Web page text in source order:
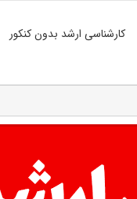
کارشناسی ارشد بدون کنکور